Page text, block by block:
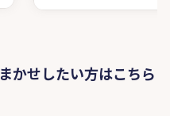
かせしたい方はこちら